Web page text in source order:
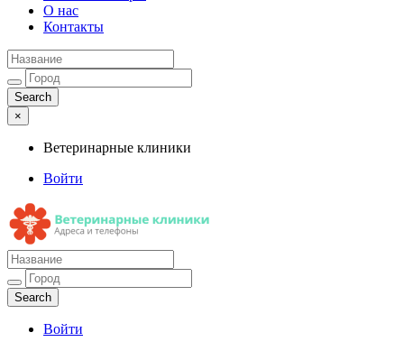
О нас
Контакты
×
Ветеринарные клиники
Войти
Ветеринарные клиники
Адреса и телефоны
Войти